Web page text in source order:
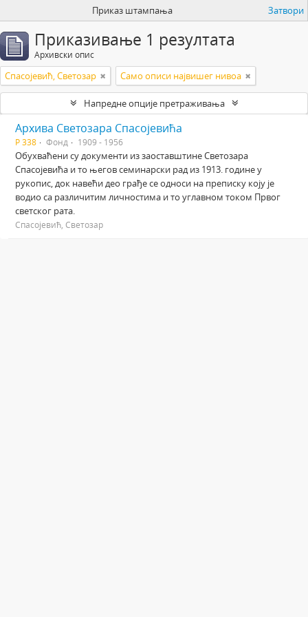
Приказ штампања Затвори
Приказивање 1 резултата
Архивски опис
Спасојевић, Светозар Само описи највишег нивоа
Напредне опције претраживања
Архива Светозара Спасојевића
Р 338 Фонд 1909 - 1956
Обухваћени су документи из заоставштине Светозара
Спасојевића и то његов семинарски рад из 1913. године у
рукопис, док навећи део грађе се односи на преписку коју је
водио са различитим личностима и то углавном током Првог
светског рата.
Спасојевић, Светозар